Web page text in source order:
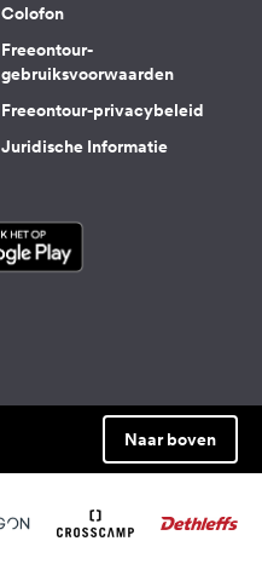
Colofon
Freeontour-
gebruiksvoorwaarden
Freeontour-privacybeleid
Juridische Informatie
Naar boven